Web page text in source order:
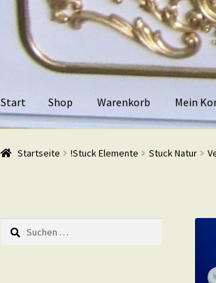
Zur
Navigation
springen
Zum
Inhalt
springen
Start Shop Warenkorb Mein
Start ShopWarenkorb Mein Konto Kasse
Startseite !Stuck Elemente Stuck Natur
Suchen
nach: